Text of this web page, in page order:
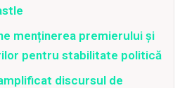
menținerea premierului și
pentru stabilitate politică
discursul de